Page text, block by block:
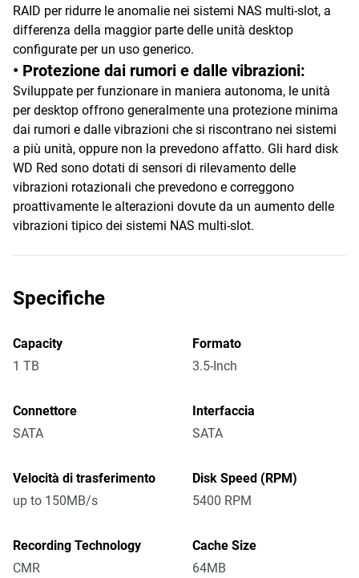
RAID per ridurre le anomalie nei sistemi NAS multi-slot, a
differenza della maggior parte delle unità desktop
configurate per un uso generico.
• Protezione dai rumori e dalle vibrazioni:
Sviluppate per funzionare in maniera autonoma, le unità
per desktop offrono generalmente una protezione minima
dai rumori e dalle vibrazioni che si riscontrano nei sistemi
a più unità, oppure non la prevedono affatto. Gli hard disk
WD Red sono dotati di sensori di rilevamento delle
vibrazioni rotazionali che prevedono e correggono
proattivamente le alterazioni dovute da un aumento delle
vibrazioni tipico dei sistemi NAS multi-slot.
Specifiche
Capacity
1 TB
Formato
3.5-Inch
Connettore
SATA
Interfaccia
SATA
Velocità di trasferimento
up to 150MB/s
Disk Speed (RPM)
5400 RPM
Recording Technology
CMR
Cache Size
64MB